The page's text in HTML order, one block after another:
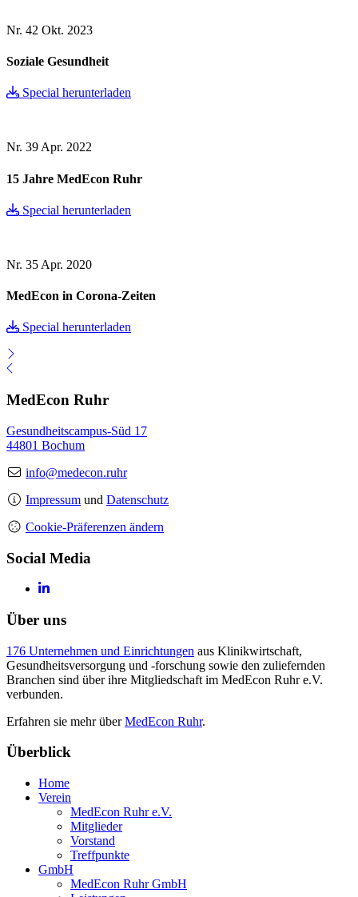
Nr. 42 Okt. 2023
Soziale Gesundheit
Special herunterladen
Nr. 39 Apr. 2022
15 Jahre MedEcon Ruhr
Special herunterladen
Nr. 35 Apr. 2020
MedEcon in Corona-Zeiten
Special herunterladen
MedEcon Ruhr
Gesundheitscampus-Süd 17
44801 Bochum
info@medecon.ruhr
Impressum und Datenschutz
Cookie-Präferenzen ändern
Social Media
Über uns
176 Unternehmen und Einrichtungen aus Klinikwirtschaft,
Gesundheitsversorgung und -forschung sowie den zuliefernden
Branchen sind über ihre Mitgliedschaft im MedEcon Ruhr e.V.
verbunden.
Erfahren sie mehr überMedEcon Ruhr.
Überblick
Home
Verein
MedEcon Ruhr e.V.
Mitglieder
Vorstand
Treffpunkte
GmbH
MedEcon Ruhr GmbH